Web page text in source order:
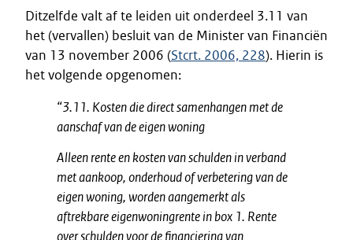
Ditzelfde valt af te leiden uit onderdeel 3.11 van
het (vervallen) besluit van de Minister van Financiën
van 13 november 2006 (Stcrt. 2006, 228). Hierin is
het volgende opgenomen:
“3.11. Kosten die direct samenhangen met de
aanschaf van de eigen woning
Alleen rente en kosten van schulden in verband
met aankoop, onderhoud of verbetering van de
eigen woning, worden aangemerkt als
aftrekbare eigenwoningrente in box 1. Rente
over schulden voor de financiering van